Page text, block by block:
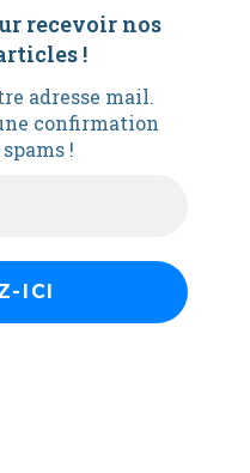
recevoir nos
!
adresse mail.
confirmation
!